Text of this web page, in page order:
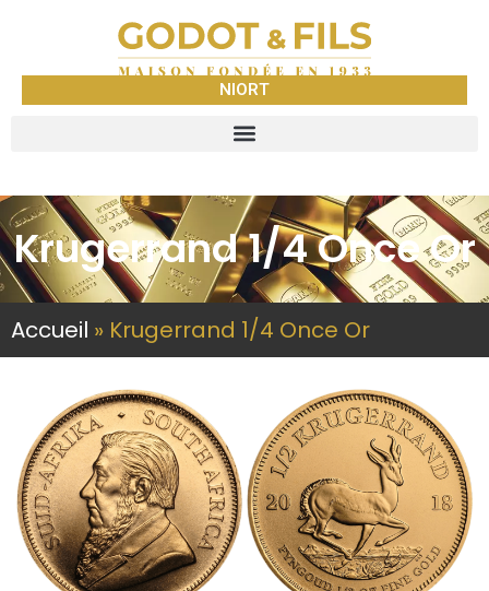
NIORT
Krugerrand 1/4 Once Or
Accueil » Krugerrand 1/4 Once Or